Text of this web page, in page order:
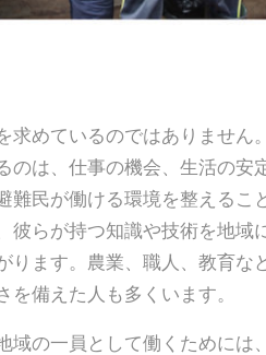
求めているのではありません。
のは、仕事の機会、生活の安
難民が働ける環境を整えるこ
彼らが持つ知識や技術を地域
ります。農業、職人、教育な
を備えた人も多くいます。
域の一員として働くためには